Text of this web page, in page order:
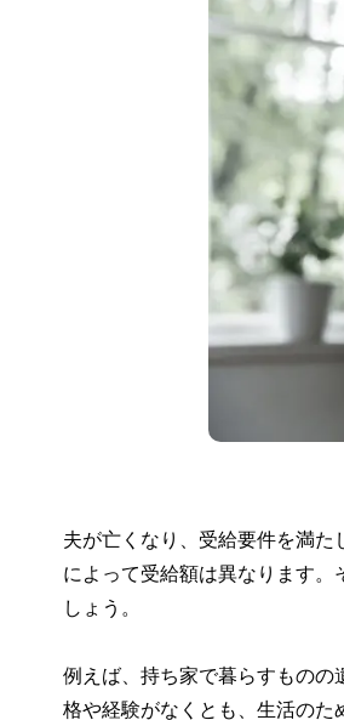
夫が亡くなり、受給要件を満
によって受給額は異なります
しょう。
例えば、持ち家で暮らすものの
格や経験がなくとも、生活のた